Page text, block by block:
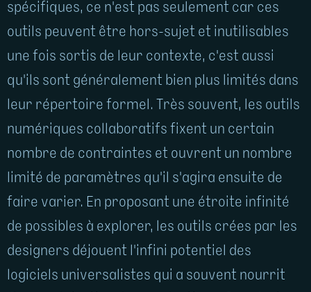
spécifiques, ce n'est pas seulement car ces
outils peuvent être hors-sujet et inutilisables
une fois sortis de leur contexte, c'est aussi
qu'ils sont généralement bien plus limités dans
leur répertoire formel. Très souvent, les outils
numériques collaboratifs fixent un certain
nombre de contraintes et ouvrent un nombre
limité de paramètres qu'il s'agira ensuite de
faire varier. En proposant une étroite infinité
de possibles à explorer, les outils crées par les
designers déjouent l'infini potentiel des
logiciels universalistes qui a souvent nourrit